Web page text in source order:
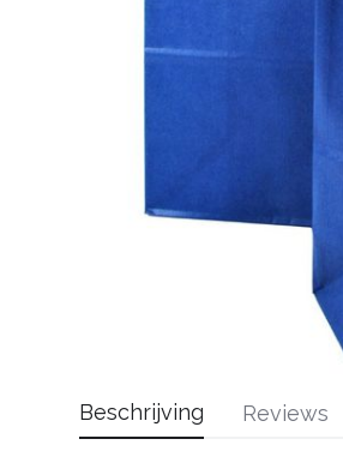
Beschrijving Reviews